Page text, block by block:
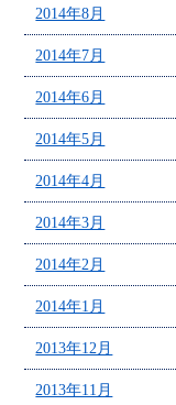
2014年8月
2014年7月
2014年6月
2014年5月
2014年4月
2014年3月
2014年2月
2014年1月
2013年12月
2013年11月